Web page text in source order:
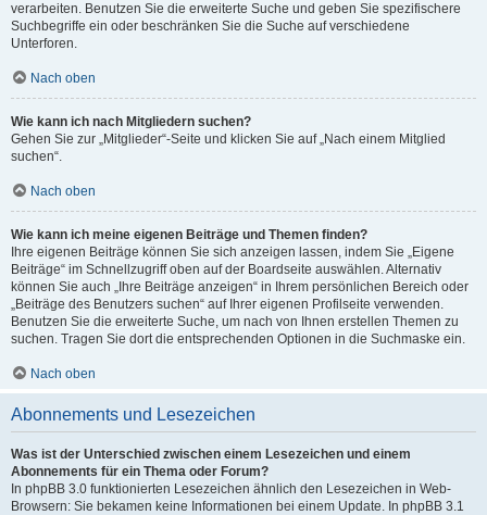
verarbeiten. Benutzen Sie die erweiterte Suche und geben Sie spezifischere
Suchbegriffe ein oder beschränken Sie die Suche auf verschiedene
Unterforen.
Nach oben
Wie kann ich nach Mitgliedern suchen?
Gehen Sie zur „Mitglieder“-Seite und klicken Sie auf „Nach einem Mitglied
suchen“.
Nach oben
Wie kann ich meine eigenen Beiträge und Themen finden?
Ihre eigenen Beiträge können Sie sich anzeigen lassen, indem Sie „Eigene
Beiträge“ im Schnellzugriff oben auf der Boardseite auswählen. Alternativ
können Sie auch „Ihre Beiträge anzeigen“ in Ihrem persönlichen Bereich oder
„Beiträge des Benutzers suchen“ auf Ihrer eigenen Profilseite verwenden.
Benutzen Sie die erweiterte Suche, um nach von Ihnen erstellen Themen zu
suchen. Tragen Sie dort die entsprechenden Optionen in die Suchmaske ein.
Nach oben
Abonnements und Lesezeichen
Was ist der Unterschied zwischen einem Lesezeichen und einem
Abonnements für ein Thema oder Forum?
In phpBB 3.0 funktionierten Lesezeichen ähnlich den Lesezeichen in Web-
Browsern: Sie bekamen keine Informationen bei einem Update. In phpBB 3.1